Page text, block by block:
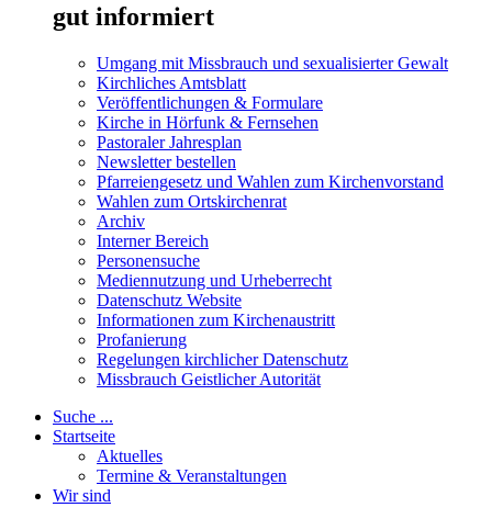
gut informiert
Umgang mit Missbrauch und sexualisierter Gewalt
Kirchliches Amtsblatt
Veröffentlichungen & Formulare
Kirche in Hörfunk & Fernsehen
Pastoraler Jahresplan
Newsletter bestellen
Pfarreiengesetz und Wahlen zum Kirchenvorstand
Wahlen zum Ortskirchenrat
Archiv
Interner Bereich
Personensuche
Mediennutzung und Urheberrecht
Datenschutz Website
Informationen zum Kirchenaustritt
Profanierung
Regelungen kirchlicher Datenschutz
Missbrauch Geistlicher Autorität
Suche ...
Startseite
Aktuelles
Termine & Veranstaltungen
Wir sind